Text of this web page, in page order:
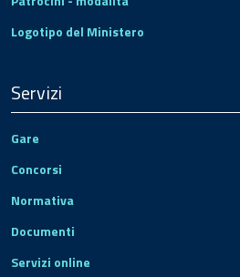
Logotipo del Ministero
Servizi
Gare
Concorsi
Normativa
Documenti
Servizi online